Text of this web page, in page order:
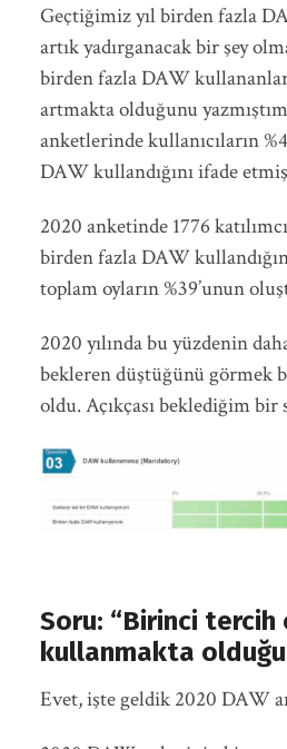
Geçtiğimiz yıl birden fazla
artık yadırganacak bir şey
birden fazla DAW
artmakta olduğunu
anketlerinde kullanıcıların
DAW kullandığını ifade
2020 anketinde 1776
birden fazla DAW
toplam oyların %39’unun
2020 yılında bu yüzdenin
bekleren düştüğünü görmek
oldu. Açıkçası beklediğim bir
Soru: “Birinci tercih
kullanmakta
Evet, işte geldik 2020 DAW